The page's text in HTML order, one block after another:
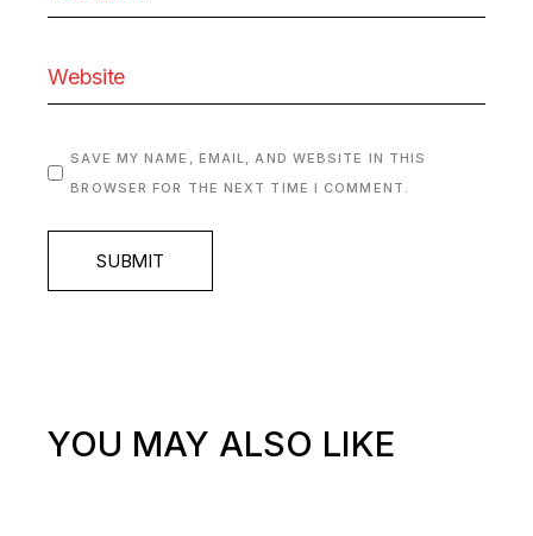
SAVE MY NAME, EMAIL, AND WEBSITE IN THIS
BROWSER FOR THE NEXT TIME I COMMENT.
SUBMIT
YOU MAY ALSO LIKE